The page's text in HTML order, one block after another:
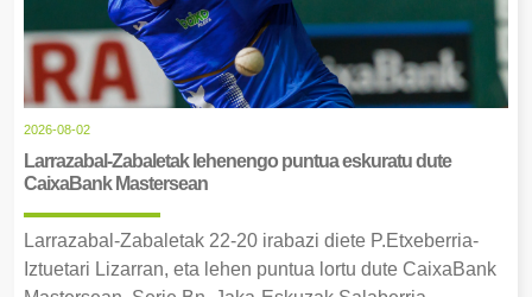
2026-08-02
Larrazabal-Zabaletak lehenengo puntua eskuratu dute
CaixaBank Mastersean
Larrazabal-Zabaletak 22-20 irabazi diete P.Etxeberria-
Iztuetari Lizarran, eta lehen puntua lortu dute CaixaBank